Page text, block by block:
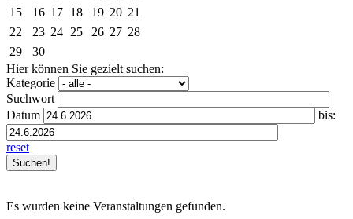
15
16 17 18 19 20 21
22
23 24 25 26 27 28
29
30
Hier können Sie gezielt suchen:
Kategorie
Suchwort
Datum
bis:
reset
Es wurden keine Veranstaltungen gefunden.